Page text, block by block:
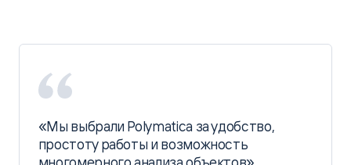
«Мы выбрали Polymatica за удобство,
простоту работы и возможность